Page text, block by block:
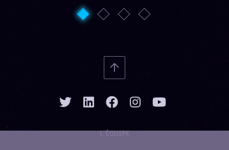
L’ÉQUIPE